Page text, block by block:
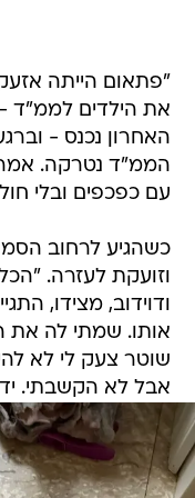
"פתאום הייתה
את הילדים לממ"ד -
האחרון נכנס -
הממ"ד נטרקה.
עם כפכפים ובלי
כשהגיע לרחוב
וזועקת לעזרה.
ודוידוב, מצידו,
אותו. שמתי לה את
שוטר צעק לי לא
אבל לא הקשבתי.